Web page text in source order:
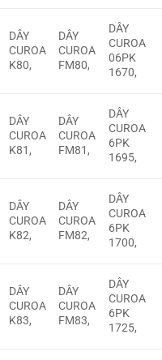
DÂY
CUROA
K80,
DÂY
CUROA
FM80,
DÂY
CUROA
06PK
1670,
DÂY
CUROA
K81,
DÂY
CUROA
FM81,
DÂY
CUROA
6PK
1695,
DÂY
CUROA
K82,
DÂY
CUROA
FM82,
DÂY
CUROA
6PK
1700,
DÂY
CUROA
K83,
DÂY
CUROA
FM83,
DÂY
CUROA
6PK
1725,